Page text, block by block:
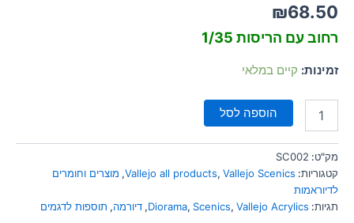
₪68.50
רחוב עם הריסות 1/35
זמינות: קיים במלאי
הוספה לסל
מק"ט: SC002
קטגוריות:
Vallejo all products, Vallejo Scenics
, מוצרים וחומרים
לדיוראמות
תגיות:
Diorama, Scenics, Vallejo Acrylics
, דיורמה, תוספות לדגמים